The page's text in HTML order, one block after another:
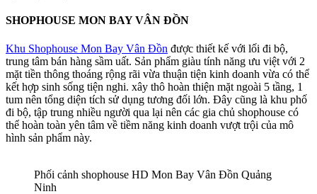
SHOPHOUSE MON BAY VÂN ĐỒN
Khu Shophouse Mon Bay Vân Đồn được thiết kế với lối đi bộ,
trung tâm bán hàng sầm uất. Sản phẩm giàu tính năng ưu việt với 2
mặt tiền thông thoáng rộng rãi vừa thuận tiện kinh doanh vừa có thể
kết hợp sinh sống tiện nghi. xây thô hoàn thiện mặt ngoài 5 tầng, 1
tum nên tổng diện tích sử dụng tương đối lớn. Đây cũng là khu phố
đi bộ, tập trung nhiều người qua lại nên các gia chủ shophouse có
thể hoàn toàn yên tâm về tiềm năng kinh doanh vượt trội của mô
hình sản phẩm này.
Phối cảnh shophouse HD Mon Bay Vân Đồn Quảng
Ninh